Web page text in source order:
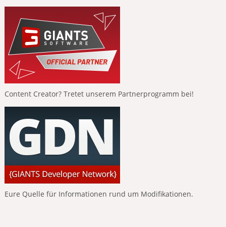
Content Creator? Tretet unserem Partnerprogramm bei!
Eure Quelle für Informationen rund um Modifikationen.